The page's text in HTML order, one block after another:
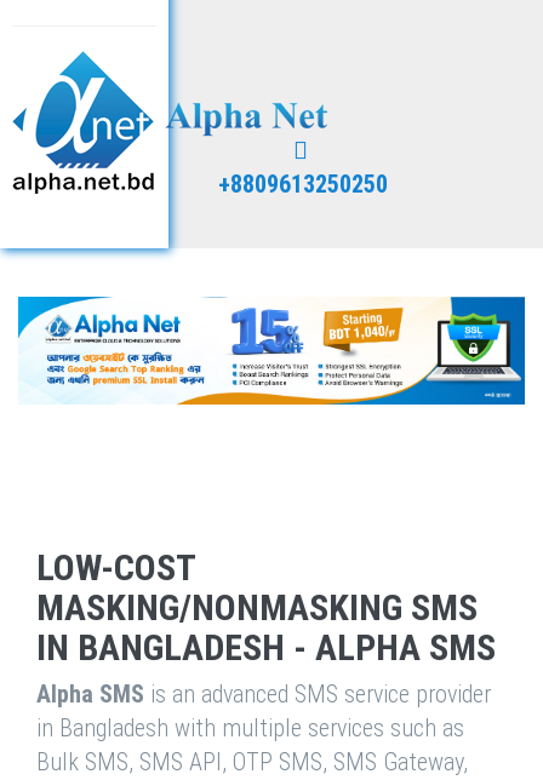
+8809613250250
LOW-COST
MASKING/NONMASKING SMS
IN BANGLADESH - ALPHA SMS
Alpha SMS is an advanced SMS service provider
in Bangladesh with multiple services such as
Bulk SMS, SMS API, OTP SMS, SMS Gateway,